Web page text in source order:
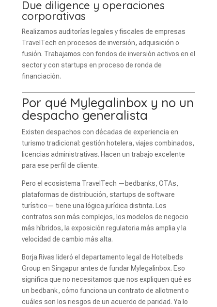
Due diligence y operaciones
corporativas
Realizamos auditorías legales y fiscales de empresas
TravelTech en procesos de inversión, adquisición o
fusión. Trabajamos con fondos de inversión activos en el
sector y con startups en proceso de ronda de
financiación.
Por qué Mylegalinbox y no un
despacho generalista
Existen despachos con décadas de experiencia en
turismo tradicional: gestión hotelera, viajes combinados,
licencias administrativas. Hacen un trabajo excelente
para ese perfil de cliente.
Pero el ecosistema TravelTech —bedbanks, OTAs,
plataformas de distribución, startups de software
turístico— tiene una lógica jurídica distinta. Los
contratos son más complejos, los modelos de negocio
más híbridos, la exposición regulatoria más amplia y la
velocidad de cambio más alta.
Borja Rivas lideró el departamento legal de Hotelbeds
Group en Singapur antes de fundar Mylegalinbox. Eso
significa que no necesitamos que nos expliquen qué es
un bedbank, cómo funciona un contrato de allotment o
cuáles son los riesgos de un acuerdo de paridad. Ya lo